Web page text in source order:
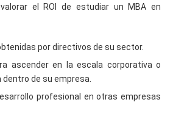
el ROI de estudiar un MBA en
por directivos de su sector.
ascender en la escala corporativa o
de su empresa.
profesional en otras empresas